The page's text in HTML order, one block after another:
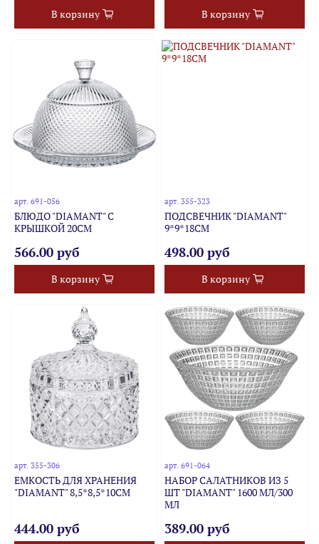
В корзину В корзину
арт.691-056
БЛЮДО "DIAMANT" С
КРЫШКОЙ 20СМ
566.00 руб
В корзину
арт. 355-323
ПОДСВЕЧНИК "DIAMANT"
9*9*18СМ
498.00 руб
В корзину
арт.355-306
ЕМКОСТЬ ДЛЯ ХРАНЕНИЯ
"DIAMANT" 8,5*8,5*10СМ
444.00 руб
арт. 691-064
НАБОР САЛАТНИКОВ ИЗ 5
ШТ "DIAMANT" 1600 МЛ/300
МЛ
389.00 руб